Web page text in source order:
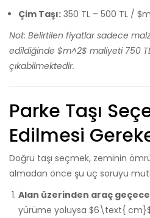
Çim Taşı: 350 TL – 500 TL /
Not: Belirtilen fiyatlar sadece
edildiğinde $m^2$ maliyeti 750
çıkabilmektedir.
Parke Taşı
Edilmesi
Doğru taşı seçmek, zeminin
almadan önce şu üç soruyu
Alan üzerinden araç
yürüme yoluysa $6\text{